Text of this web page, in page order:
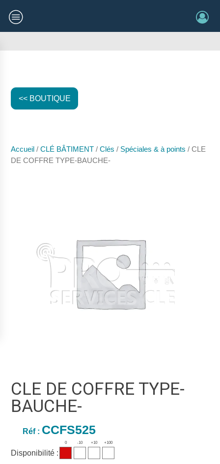
<< BOUTIQUE
Accueil /CLÉ BÂTIMENT /Clés / Spéciales & à points / CLE
DE COFFRE TYPE-BAUCHE-
CLE DE COFFRE TYPE-
BAUCHE-
Réf : CCFS525
Disponibilité :
0 -10 +10 +100